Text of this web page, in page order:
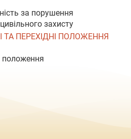
за порушення
захисту
ТА ПЕРЕХІДНІ ПОЛОЖЕННЯ
положення